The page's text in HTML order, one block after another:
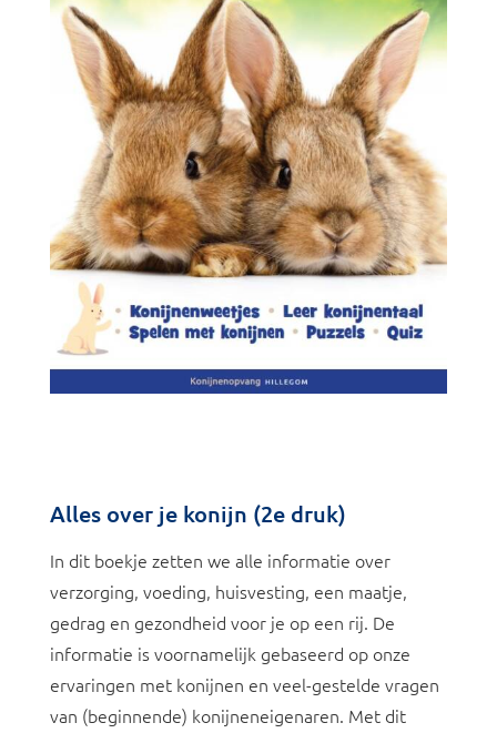
Alles over je konijn (2e druk)
In dit boekje zetten we alle informatie over
verzorging, voeding, huisvesting, een maatje,
gedrag en gezondheid voor je op een rij. De
informatie is voornamelijk gebaseerd op onze
ervaringen met konijnen en veel-gestelde vragen
van (beginnende) konijneneigenaren. Met dit